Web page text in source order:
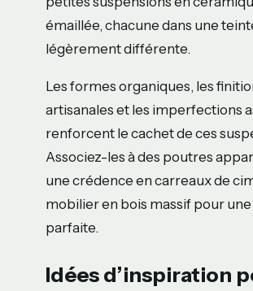
émaillée, chacune dans une
légèrement différente.
Les formes organiques, les
artisanales et les imperfections
renforcent le cachet de ces
Associez-les à des poutres
une crédence en carreaux de
mobilier en bois massif pour
parfaite.
Idées d’inspiration